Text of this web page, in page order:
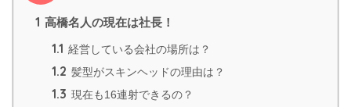
1 高橋名人の現在は社長！
1.1 経営している会社の場所は？
1.2 髪型がスキンヘッドの理由は？
1.3 現在も16連射できるの？